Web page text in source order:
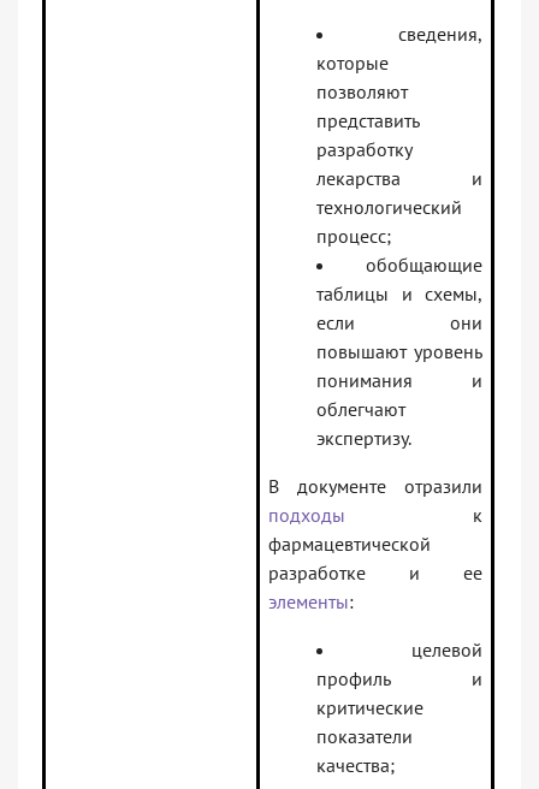
сведения,
которые
позволяют
представить
разработку
лекарства и
технологический
процесс;
обобщающие
таблицы и схемы,
если они
повышают уровень
понимания и
облегчают
экспертизу.
В документе отразили
подходы к
фармацевтической
разработке и ее
элементы:
целевой
профиль и
критические
показатели
качества;